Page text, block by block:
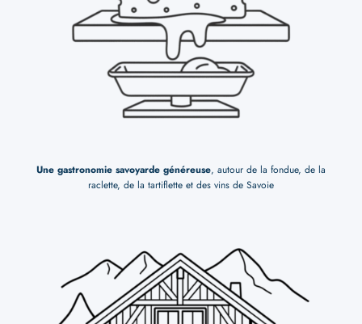
Une gastronomie savoyarde généreuse, autour de la fondue, de la
raclette, de la tartiflette et des vins de Savoie